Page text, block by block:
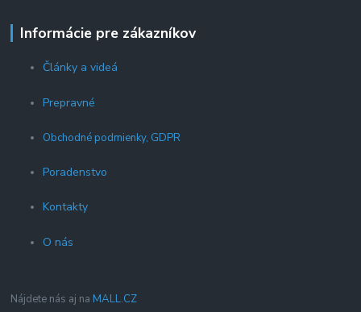
Informácie pre zákazníkov
Články a videá
Prepravné
Obchodné podmienky, GDPR
Poradenstvo
Kontakty
O nás
Nájdete nás aj na MALL.CZ